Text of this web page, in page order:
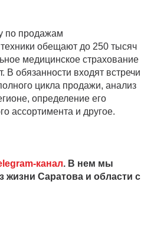
по продажам
обещают до 250 тысяч
медицинское страхование
В обязанности входят встречи
цикла продажи, анализ
определение его
ассортимента и другое.
канал. В нем мы
жизни Саратова и области с